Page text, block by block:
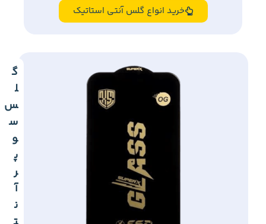
خرید انواع گلس آنتی استاتیک
گ
ل
س
س
و
پ
ر
آ
ن